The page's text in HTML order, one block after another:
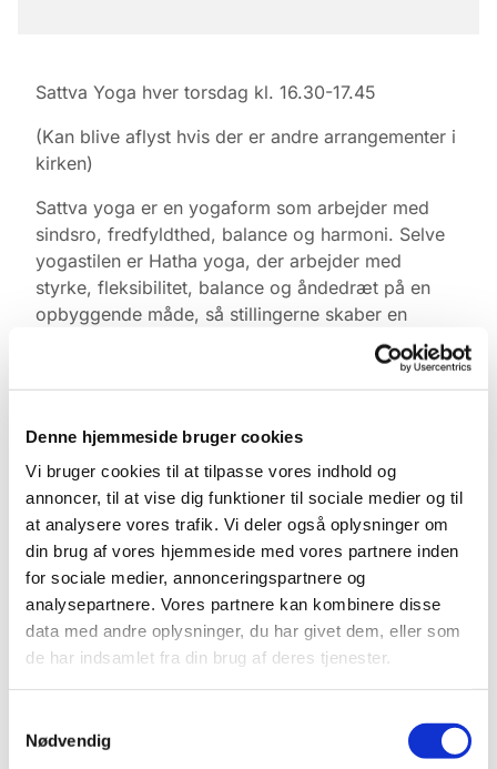
Denne hjemmeside bruger cookies
Vi bruger cookies til at tilpasse vores indhold og
annoncer, til at vise dig funktioner til sociale medier og til
at analysere vores trafik. Vi deler også oplysninger om
din brug af vores hjemmeside med vores partnere inden
for sociale medier, annonceringspartnere og
analysepartnere. Vores partnere kan kombinere disse
data med andre oplysninger, du har givet dem, eller som
de har indsamlet fra din brug af deres tjenester.
Nødvendig
Sattva Yoga hver torsdag kl. 16.30-17.45
(Kan blive aflyst hvis der er andre arrangementer i
kirken)
Sattva yoga er en yogaform som arbejder med
sindsro, fredfyldthed, balance og harmoni. Selve
yogastilen er Hatha yoga, der arbejder med
styrke, fleksibilitet, balance og åndedræt på en
opbyggende måde, så stillingerne skaber en
Yogaen er gratis. Medbring gerne egen måtte,
kan låne. Kom gerne 10 min. før og find ro i
kirkerummet.
Tilmelding ikke nødvendig.